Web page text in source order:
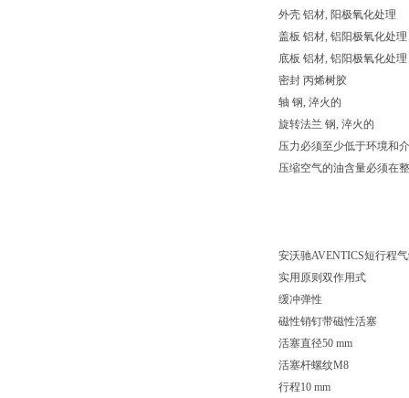
外壳 铝材, 阳极氧化处理
盖板 铝材, 铝阳极氧化处
底板 铝材, 铝阳极氧化处
密封 丙烯树胶
轴 钢, 淬火的
旋转法兰 钢, 淬火的
压力必须至少低于环境和
压缩空气的油含量必须在
安沃驰AVENTICS短行程
实用原则双作用式
缓冲弹性
磁性销钉带磁性活塞
活塞直径50 mm
活塞杆螺纹M8
行程10 mm